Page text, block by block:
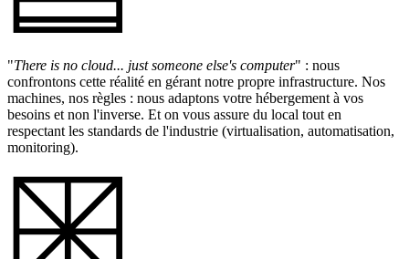
"There is no cloud... just someone else's computer" : nous
confrontons cette réalité en gérant notre propre infrastructure. Nos
machines, nos règles : nous adaptons votre hébergement à vos
besoins et non l'inverse. Et on vous assure du local tout en
respectant les standards de l'industrie (virtualisation, automatisation,
monitoring).